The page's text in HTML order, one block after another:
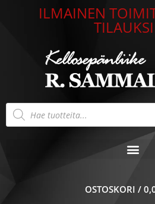
ILMAINEN
Products
search